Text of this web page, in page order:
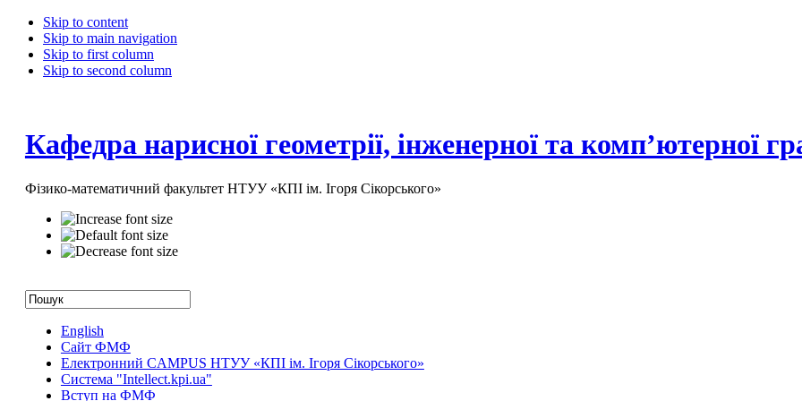
Skip to content
Skip to main navigation
Skip to first column
Skip to second column
Кафедра нарисної геометрії, інженерної та комп’ютерної
Фізико-математичний факультет НТУУ «КПІ ім. Ігоря Сікорського»
English
Сайт ФМФ
Електронний CAMPUS НТУУ «КПІ ім. Ігоря Сікорського»
Система "Intellect.kpi.ua"
Вступ на ФМФ